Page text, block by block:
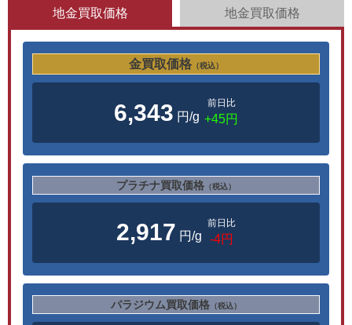
地金買取価格 地金買取価格
金買取価格 （税込）
6,343 円/g
前日比
+45円
プラチナ買取価格 （税込）
2,917 円/g
前日比
-4円
パラジウム買取価格 （税込）